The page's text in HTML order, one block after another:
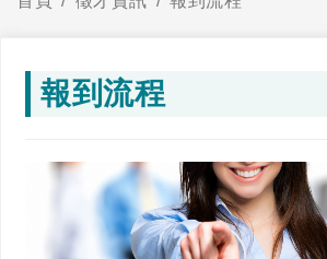
報到流程